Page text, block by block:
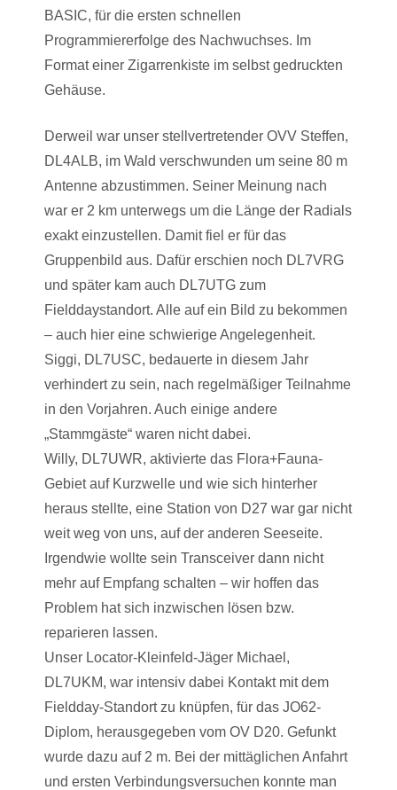
BASIC, für die ersten schnellen
Programmiererfolge des Nachwuchses. Im
Format einer Zigarrenkiste im selbst gedruckten
Gehäuse.
Derweil war unser stellvertretender OVV Steffen,
DL4ALB, im Wald verschwunden um seine 80 m
Antenne abzustimmen. Seiner Meinung nach
war er 2 km unterwegs um die Länge der Radials
exakt einzustellen. Damit fiel er für das
Gruppenbild aus. Dafür erschien noch DL7VRG
und später kam auch DL7UTG zum
Fielddaystandort. Alle auf ein Bild zu bekommen
– auch hier eine schwierige Angelegenheit.
Siggi, DL7USC, bedauerte in diesem Jahr
verhindert zu sein, nach regelmäßiger Teilnahme
in den Vorjahren. Auch einige andere
„Stammgäste“ waren nicht dabei.
Willy, DL7UWR, aktivierte das Flora+Fauna-
Gebiet auf Kurzwelle und wie sich hinterher
heraus stellte, eine Station von D27 war gar nicht
weit weg von uns, auf der anderen Seeseite.
Irgendwie wollte sein Transceiver dann nicht
mehr auf Empfang schalten – wir hoffen das
Problem hat sich inzwischen lösen bzw.
reparieren lassen.
Unser Locator-Kleinfeld-Jäger Michael,
DL7UKM, war intensiv dabei Kontakt mit dem
Fieldday-Standort zu knüpfen, für das JO62-
Diplom, herausgegeben vom OV D20. Gefunkt
wurde dazu auf 2 m. Bei der mittäglichen Anfahrt
und ersten Verbindungsversuchen konnte man